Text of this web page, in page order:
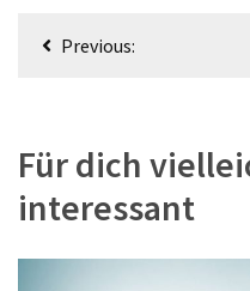
Previous:
Für dich
interessant